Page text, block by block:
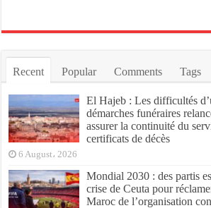
Recent Popular Comments Tags
El Hajeb : Les difficultés
démarches funéraires
assurer la continuité du
certificats de décès
6 August، 2026
Mondial 2030 : des partis
crise de Ceuta pour
Maroc de l’organisation